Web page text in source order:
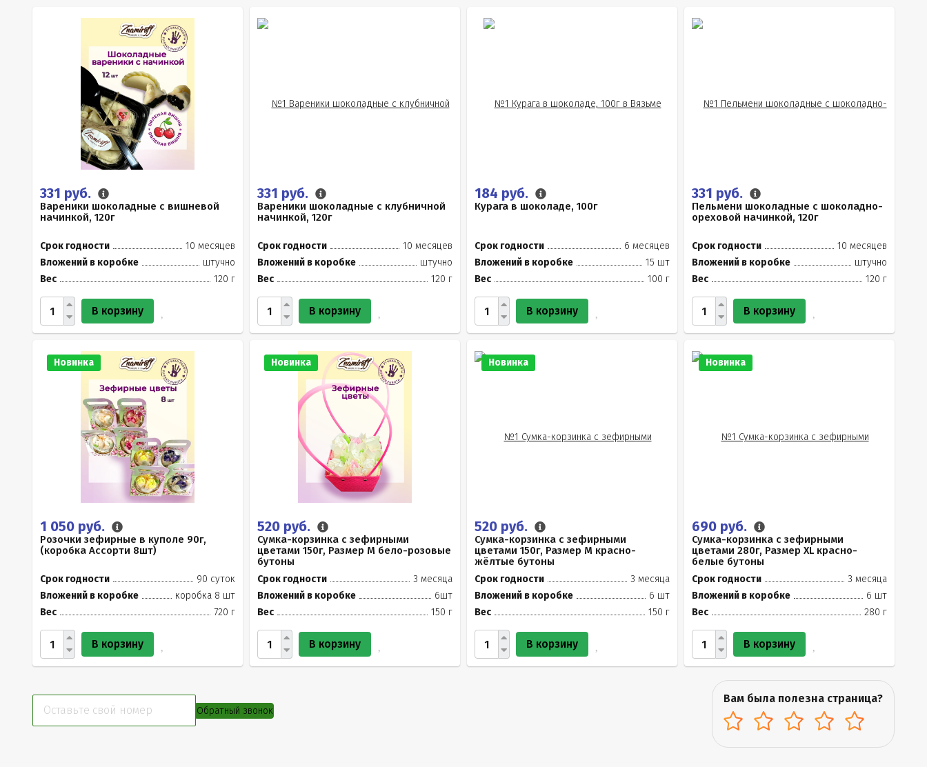
331 руб.
Вареники шоколадные с вишневой
начинкой, 120г
Срок годности
10 месяцев
Вложений в коробке
штучно
Вес
120 г
В корзину
331 руб.
Вареники шоколадные с клубничной
начинкой, 120г
Срок годности
10 месяцев
Вложений в коробке
штучно
Вес
120 г
В корзину
184 руб.
Курага в шоколаде, 100г
Срок годности
6 месяцев
Вложений в коробке
15 шт
Вес
100 г
В корзину
331 руб.
Пельмени шоколадные с шоколадно-
ореховой начинкой, 120г
Срок годности
10 месяцев
Вложений в коробке
штучно
Вес
120 г
В корзину
Новинка
1 050 руб.
Розочки зефирные в куполе 90г,
(коробка Ассорти 8шт)
Срок годности
90 суток
Вложений в коробке
коробка 8 шт
Вес
720 г
В корзину
Новинка
520 руб.
Сумка-корзинка с зефирными
цветами 150г, Размер М бело-розовые
бутоны
Срок годности
3 месяца
Вложений в коробке
6шт
Вес
150 г
В корзину
Новинка
520 руб.
Сумка-корзинка с зефирными
цветами 150г, Размер М красно-
жёлтые бутоны
Срок годности
3 месяца
Вложений в коробке
6 шт
Вес
150 г
В корзину
Новинка
690 руб.
Сумка-корзинка с зефирными
цветами 280г, Размер XL красно-
белые бутоны
Срок годности
3 месяца
Вложений в коробке
6 шт
Вес
280 г
В корзину
Обратный звонок
Вам была полезна страница?